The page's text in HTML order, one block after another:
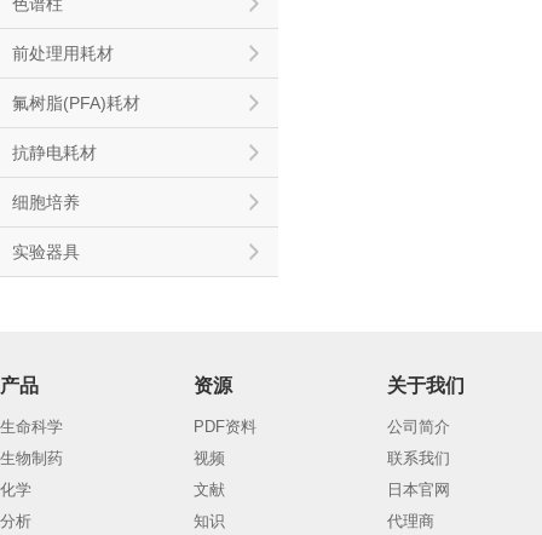
前处理用耗材
氟树脂(PFA)耗材
抗静电耗材
细胞培养
实验器具
产品
生命科学
生物制药
化学
分析
资源
PDF资料
视频
文献
知识
关于我们
公司简介
联系我们
日本官网
代理商